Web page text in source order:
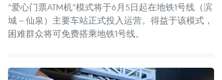
“爱心门票ATM机”模式将于6月5日起在地铁1号线（滨
城－仙泉）主要车站正式投入运营。得益于该模式，
困难群众将可免费搭乘地铁1号线。